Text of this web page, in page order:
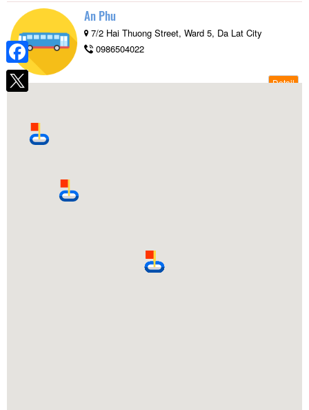
An Phu
7/2 Hai Thuong Street, Ward 5, Da Lat City
0986504022
Detail
Facebook